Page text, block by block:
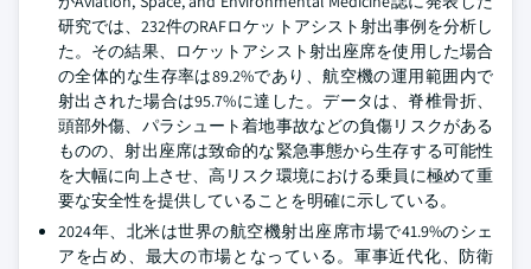
研究では、232件のRAFロケットアシスト射出事例を分析し
た。その結果、ロケットアシスト射出座席を使用した場合
の全体的な生存率は89.2%であり、航空機の運用範囲内で
射出された場合は95.7%に達した。データは、脊椎骨折、
頭部外傷、パラシュート着地事故などの負傷リスクがある
ものの、射出座席は致命的な緊急事態から生存する可能性
を大幅に向上させ、高リスク環境における乗員に極めて重
要な安全性を提供していることを明確に示している。
2024年、北米は世界の航空機射出座席市場で41.9%のシェ
アを占め、最大の市場となっている。軍事近代化、防衛